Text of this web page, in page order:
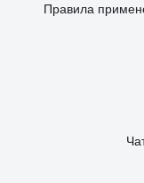
Правила